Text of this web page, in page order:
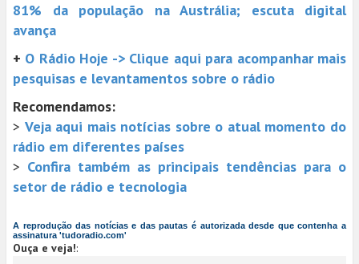
81% da população na Austrália; escuta digital
avança
+ O Rádio Hoje -> Clique aqui para acompanhar mais
pesquisas e levantamentos sobre o rádio
Recomendamos:
> Veja aqui mais notícias sobre o atual momento do
rádio em diferentes países
> Confira também as principais tendências para o
setor de rádio e tecnologia
A reprodução das notícias e das pautas é autorizada desde que contenha a
assinatura 'tudoradio.com'
Ouça e veja!: